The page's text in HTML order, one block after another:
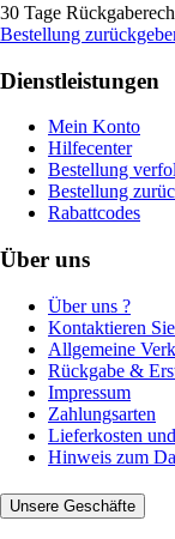
30 Tage
Bestellung
Dienstleistungen
Mein Konto
Hilfecenter
Bestellung
Bestellung
Rabattcodes
Über uns
Über uns ?
Kontaktieren
Allgemeine
Rückgabe &
Impressum
Zahlungsarten
Lieferkosten
Hinweis zum
Unsere Geschäfte